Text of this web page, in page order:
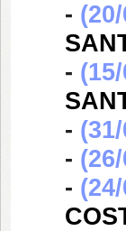
-
-
-
-
-